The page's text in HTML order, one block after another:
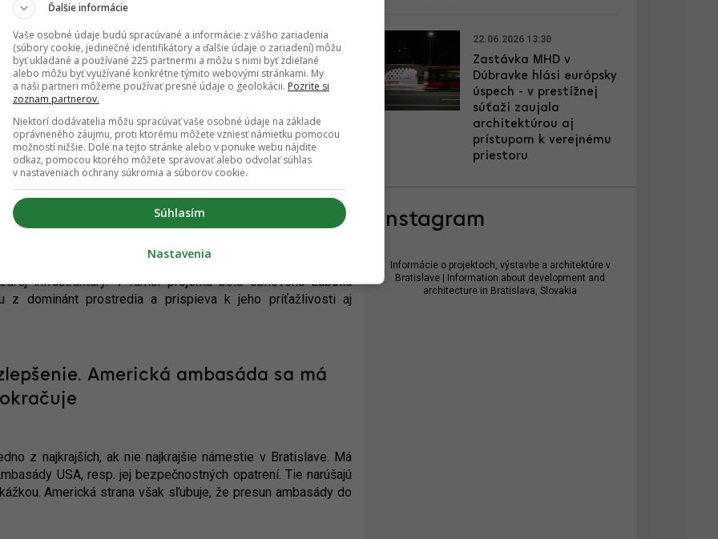
29.07.2026 21:16
staronovú dominantu. V
bola spustená obnovená Labutia
zeleným verejným priestorom v centre mesta.
skvalitňuje, čoho súčasťou je aj v súčasnosti prebiehajúca
infraštruktúry. V rámci projektu bola obnovená Labutia
z dominánt prostredia a prispieva k jeho príťažlivosti aj
Americká ambasáda sa má
z najkrajších, ak nie najkrajšie námestie v Bratislave. Má
USA, resp. jej bezpečnostných opatrení. Tie narúšajú
Americká strana však sľubuje, že presun ambasády do
22.06.2026 13:30
Zastávka MHD v
Dúbravke hlási európsky
úspech - v prestížnej
súťaži zaujala
architektúrou aj
prístupom k verejnému
priestoru
Instagram
Informácie o projektoch, výstavbe a architektúre v
Bratislave | Information about development and
architecture in Bratislava, Slovakia
Ďalšie informácie
Vaše osobné údaje budú spracúvané a informácie z vášho zariadenia
(súbory cookie, jedinečné identifikátory a ďalšie údaje o zariadení) môžu
byť ukladané a používané 225 partnermi a môžu s nimi byť zdieľané
alebo môžu byť využívané konkrétne týmito webovými stránkami. My
a naši partneri môžeme používať presné údaje o geolokácii. Pozrite si
zoznam partnerov.
Niektorí dodávatelia môžu spracúvať vaše osobné údaje na základe
oprávneného záujmu, proti ktorému môžete vzniesť námietku pomocou
možností nižšie. Dole na tejto stránke alebo v ponuke webu nájdite
odkaz, pomocou ktorého môžete spravovať alebo odvolať súhlas
v nastaveniach ochrany súkromia a súborov cookie.
Súhlasím
Nastavenia